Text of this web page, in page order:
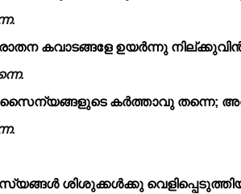
കവാടങ്ങളേ ഉയർന്നു നില്ക്കുവിൻ.
കർത്താവു തന്നെ;
ശിശുക്കൾക്കു വെളിപ്പെടുത്തിയ